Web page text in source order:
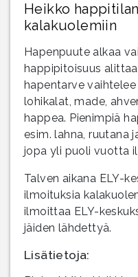
Heikko
kalakuolemiin
Hapenpuute alkaa
happipitoisuus
hapentarve
lohikalat, made,
happea. Pienimpiä
esim. lahna, ruutana
jopa yli puoli vuotta
Talven aikana ELY-
ilmoituksia
ilmoittaa ELY-
jäiden lähdettyä.
Lisätietoja: